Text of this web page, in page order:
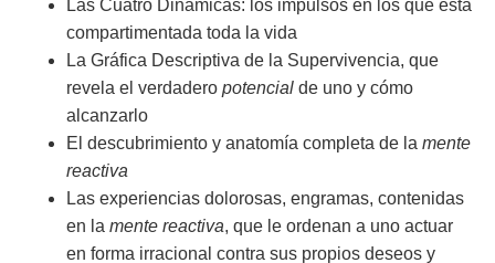
Las Cuatro Dinámicas: los impulsos en los que está
compartimentada toda la vida
La Gráfica Descriptiva de la Supervivencia, que
revela el verdadero potencial de uno y cómo
alcanzarlo
El descubrimiento y anatomía completa de la mente
reactiva
Las experiencias dolorosas, engramas, contenidas
en la mente reactiva, que le ordenan a uno actuar
en forma irracional contra sus propios deseos y